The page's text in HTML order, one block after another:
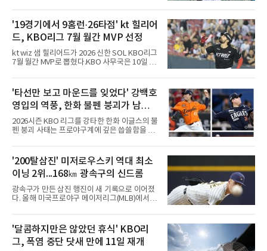
해 실전 감각을 끌어올리며 국내 팬들과 구단 관
계자들의 이목을 집중시키고 있다. 메이저리그
통산 67홈런이라는 화려한 경력을 지닌 그가 과
연 다가오는 신인 드래프트에서 어떤 팀의 지명
을 받을지를 두고 야구계의 시선이 엇갈리고 있
는 형국이다.'윈 나우' 기조의 구단들 입장에서는
최지만의 가치가 매력적으로 다가올 수밖에 없
터뜨릴 수 있는 파괴력은 즉시 전력감 부재에 시
달리는 팀들에게 단비 같은
'19경기에서 9홈런·26타점' kt 힐리어
드, KBO리그 7월 월간 MVP 선정
kt wiz 샘 힐리어드가 2026 신한 SOL KBO리그
7월 월간 MVP로 뽑혔다.KBO 사무국은 10일 힐
투표 42만8천888표 중 7만702표(16.5%)를 얻
어 총점 39.67점을 기록했다고 발표했다. 팬 투
표에서 22만8천406표를 얻은 삼성 라이온즈 김
지찬(29.48점)을 제쳤다.올 시즌 KBO리그에 데
뷔한 힐리어드는 7월 19경기에서 9홈런, 26타
점, 장타율 0.743으로 세 부문 단독 1위에 올랐
고 타율 0.365, 출루율 0.413을 기록했다. 지난
며, 5월에 세운 월간 8홈런도 넘어섰다.kt 외국
인 타자의 월간 MVP 수상은 2020년 6월 멜
'타선만 보고 마운드를 잊었다' 강백호
영입의 역풍, 한화 불펜 붕괴가 남긴
뼈아픈 교훈...김범수, 한승혁, 김서
현, 정우주, 어디에?
2026시즌 KBO 리그를 강타한 한화 이글스의 불
펜 붕괴 사태는 프로야구계에 깊은 씁쓸함을 남
색하게 만들 만큼, 마운드의 핵심 기둥들이 무더
기로 흔들리거나 팀을 떠났다. 화려한 타선 보강
뒤에 가려져 있던 투수진의 민낯이 고스란히 드
러난 셈이다.이번 참사의 도화선은 헐거워진 마
운드 뎁스 그 자체였다. 지난 스토브리그에서 한
화는 최대 100억 원을 투자해 거물 타자 강백호
를 전격 영입하며 타선의 파괴력을 극대화했다.
적으로 FA 자격으로 팀을 떠난 김범수는 KIA 타
이거즈로 유니폼을 갈아입
'200탈삼진' 미저로우스키 역대 최소
이닝 2위...168㎞ 광속구의 신드롬
광속구가 만든 삼진 행진이 새 기록으로 이어졌
다. 올해 미국프로야구 메이저리그(MLB)에서 시
완 제이컵 미저로우스키(밀워키 브루어스)가 역
대 최소 이닝 시즌 200탈삼진 2위 기록을 세웠
다.미저로우스키는 10일(한국시간) 미국 위스콘
신주 밀워키 아메리칸패밀리필드에서 열린 미네
'달콤하지만은 않았던 휴식' KBO리
그, 폭염 중단 닷새 만에 11일 재개